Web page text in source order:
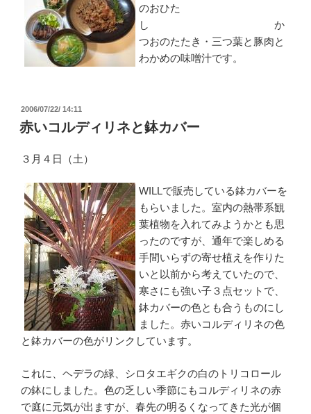
のおひた
し か
つおのたたき・三つ葉と豚肉と
わかめの味噌汁です。
投
稿
日:
2006/07/22/ 14:11
赤いコルディリネと鉢カバー
３月４日（土）
WILLで販売している鉢カバーを
もらいました。室内の熱帯系観
葉植物を入れてみようかとも思
ったのですが、通年で楽しめる
手間いらずの寄せ植えを作りた
いと以前から考えていたので、
寒さにも強い子３点セットで、
鉢カバーの色とも合うものにし
ました。赤いコルディリネの色
と鉢カバーの色がリンクしています。
これに、ヘデラの緑、シロタエギクの白のトリコロール
の鉢にしました。色の乏しい季節にもコルディリネの赤
で庭に元気が出ますが、春先の明るくなってきた光が個